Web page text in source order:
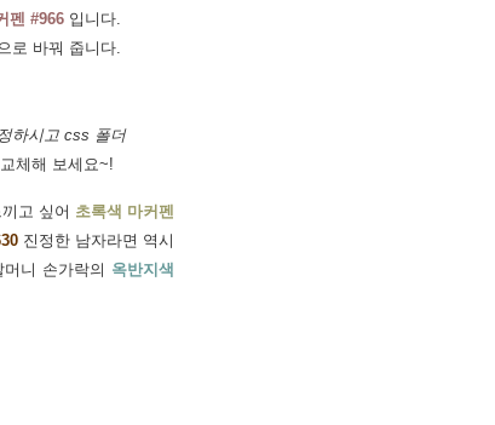
펜 #966 입니다.
로 바꿔 줍니다.
하시고 css 폴더
체해 보세요~!
고 싶어 초록색 마커펜
진정한 남자라면 역시
니 손가락의 옥반지색